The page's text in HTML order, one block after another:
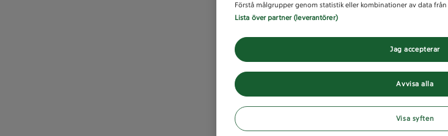
Förstå målgrupper genom statistik eller kombinationer av data
Lista över partner (leverantörer)
Avvisa alla
Jag accepterar
Visa syften